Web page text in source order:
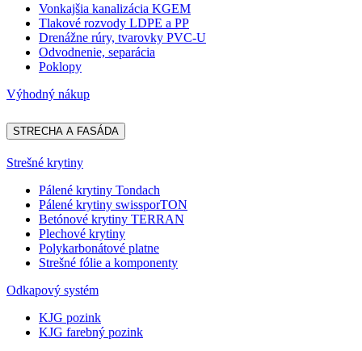
Vonkajšia kanalizácia KGEM
Tlakové rozvody LDPE a PP
Drenážne rúry, tvarovky PVC-U
Odvodnenie, separácia
Poklopy
Výhodný nákup
STRECHA A FASÁDA
Strešné krytiny
Pálené krytiny Tondach
Pálené krytiny swissporTON
Betónové krytiny TERRAN
Plechové krytiny
Polykarbonátové platne
Strešné fólie a komponenty
Odkapový systém
KJG pozink
KJG farebný pozink